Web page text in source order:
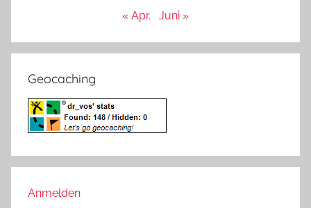
« Apr. Juni »
Geocaching
Anmelden